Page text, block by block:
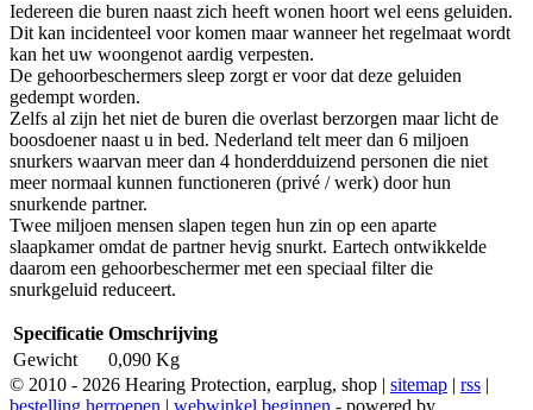
Iedereen die buren naast zich heeft wonen hoort wel eens geluiden.
Dit kan incidenteel voor komen maar wanneer het regelmaat wordt
kan het uw woongenot aardig verpesten.
De gehoorbeschermers sleep zorgt er voor dat deze geluiden
gedempt worden.
Zelfs al zijn het niet de buren die overlast berzorgen maar licht de
boosdoener naast u in bed. Nederland telt meer dan 6 miljoen
snurkers waarvan meer dan 4 honderdduizend personen die niet
meer normaal kunnen functioneren (privé / werk) door hun
snurkende partner.
Twee miljoen mensen slapen tegen hun zin op een aparte
slaapkamer omdat de partner hevig snurkt. Eartech ontwikkelde
daarom een gehoorbeschermer met een speciaal filter die
snurkgeluid reduceert.
Specificatie Omschrijving
Gewicht
0,090 Kg
© 2010 - 2026 Hearing Protection, earplug, shop | sitemap | rss |